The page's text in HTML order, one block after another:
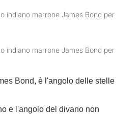
Bond, è l'angolo delle stelle
e l'angolo del divano non